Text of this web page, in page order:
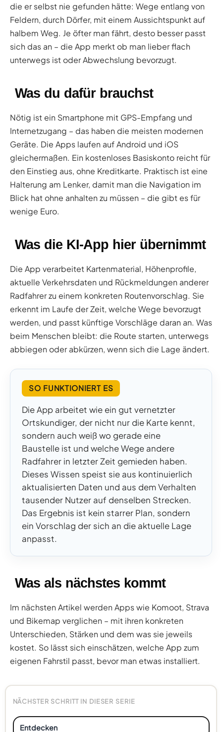
die er selbst nie gefunden hätte: Wege entlang von
Feldern, durch Dörfer, mit einem Aussichtspunkt auf
halbem Weg. Je öfter man fährt, desto besser passt
sich das an – die App merkt ob man lieber flach
unterwegs ist oder Abwechslung bevorzugt.
Was du dafür brauchst
Nötig ist ein Smartphone mit GPS-Empfang und
Internetzugang – das haben die meisten modernen
Geräte. Die Apps laufen auf Android und iOS
gleichermaßen. Ein kostenloses Basiskonto reicht für
den Einstieg aus, ohne Kreditkarte. Praktisch ist eine
Halterung am Lenker, damit man die Navigation im
Blick hat ohne anhalten zu müssen – die gibt es für
wenige Euro.
Was die KI-App hier übernimmt
Die App verarbeitet Kartenmaterial, Höhenprofile,
aktuelle Verkehrsdaten und Rückmeldungen anderer
Radfahrer zu einem konkreten Routenvorschlag. Sie
erkennt im Laufe der Zeit, welche Wege bevorzugt
werden, und passt künftige Vorschläge daran an. Was
beim Menschen bleibt: die Route starten, unterwegs
abbiegen oder abkürzen, wenn sich die Lage ändert.
SO FUNKTIONIERT ES
Die App arbeitet wie ein gut vernetzter
Ortskundiger, der nicht nur die Karte kennt,
sondern auch weiß wo gerade eine
Baustelle ist und welche Wege andere
Radfahrer in letzter Zeit gemieden haben.
Dieses Wissen speist sie aus kontinuierlich
aktualisierten Daten und aus dem Verhalten
tausender Nutzer auf denselben Strecken.
Das Ergebnis ist kein starrer Plan, sondern
ein Vorschlag der sich an die aktuelle Lage
anpasst.
Was als nächstes kommt
Im nächsten Artikel werden Apps wie Komoot, Strava
und Bikemap verglichen – mit ihren konkreten
Unterschieden, Stärken und dem was sie jeweils
kostet. So lässt sich einschätzen, welche App zum
eigenen Fahrstil passt, bevor man etwas installiert.
NÄCHSTER SCHRITT IN DIESER SERIE
Entdecken